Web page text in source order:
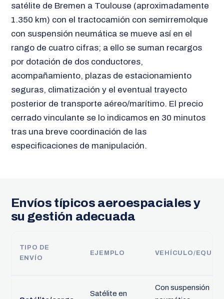
satélite de Bremen a Toulouse (aproximadamente
1.350 km) con el tractocamión con semirremolque
con suspensión neumática se mueve así en el
rango de cuatro cifras; a ello se suman recargos
por dotación de dos conductores,
acompañamiento, plazas de estacionamiento
seguras, climatización y el eventual trayecto
posterior de transporte aéreo/marítimo. El precio
cerrado vinculante se lo indicamos en 30 minutos
tras una breve coordinación de las
especificaciones de manipulación.
Envíos típicos aeroespaciales y
su gestión adecuada
TIPO DE
ENVÍO
EJEMPLO VEHÍCULO/
Satélite en
Con suspensión